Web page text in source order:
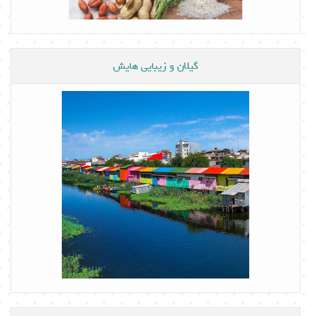
گیلان و زیبایی هایش